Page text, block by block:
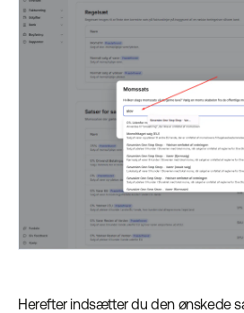
Herefter indsætter du den ønskede